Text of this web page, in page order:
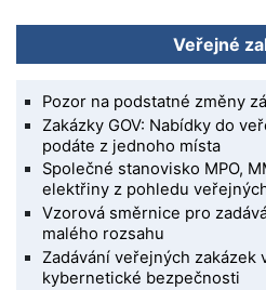
Veřejné
Pozor na podstatné změny
Zakázky GOV: Nabídky do
podáte z jednoho místa
Společné stanovisko MPO,
elektřiny z pohledu
Vzorová směrnice pro
malého rozsahu
Zadávání veřejných zakázek
kybernetické bezpečnosti